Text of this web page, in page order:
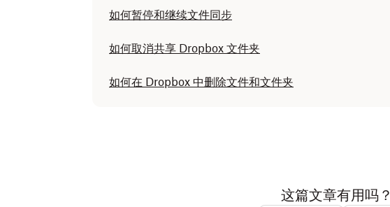
如何暂停和继续文件同步
如何取消共享 Dropbox 文件夹
如何在 Dropbox 中删除文件和文件夹
这篇文章有用吗？